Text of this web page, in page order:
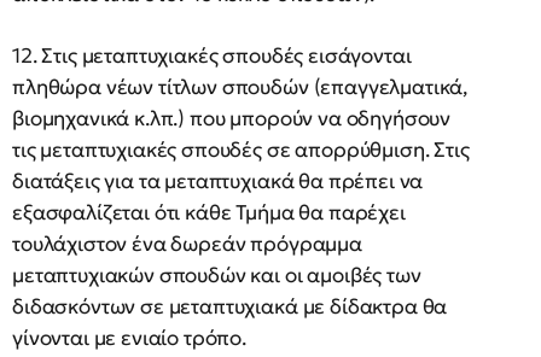
12. Στις μεταπτυχιακές σπουδές εισάγονται
πληθώρα νέων τίτλων σπουδών (επαγγελματικά,
βιομηχανικά κ.λπ.) που μπορούν να οδηγήσουν
τις μεταπτυχιακές σπουδές σε απορρύθμιση. Στις
διατάξεις για τα μεταπτυχιακά θα πρέπει να
εξασφαλίζεται ότι κάθε Τμήμα θα παρέχει
τουλάχιστον ένα δωρεάν πρόγραμμα
μεταπτυχιακών σπουδών και οι αμοιβές των
διδασκόντων σε μεταπτυχιακά με δίδακτρα θα
γίνονται με ενιαίο τρόπο.